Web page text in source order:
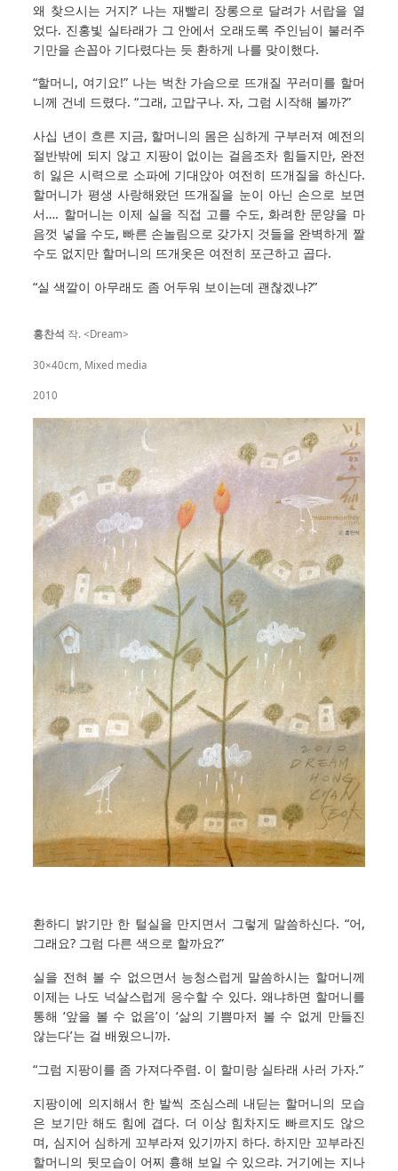
왜 찾으시는 거지?’ 나는 재빨리 장롱으로 달려가 서랍을 열
었다. 진홍빛 실타래가 그 안에서 오래도록 주인님이 불러주
기만을 손꼽아 기다렸다는 듯 환하게 나를 맞이했다.
“할머니, 여기요!” 나는 벅찬 가슴으로 뜨개질 꾸러미를 할머
니께 건네 드렸다. “그래, 고맙구나. 자, 그럼 시작해 볼까?”
사십 년이 흐른 지금, 할머니의 몸은 심하게 구부러져 예전의
절반밖에 되지 않고 지팡이 없이는 걸음조차 힘들지만, 완전
히 잃은 시력으로 소파에 기대앉아 여전히 뜨개질을 하신다.
할머니가 평생 사랑해왔던 뜨개질을 눈이 아닌 손으로 보면
서…. 할머니는 이제 실을 직접 고를 수도, 화려한 문양을 마
음껏 넣을 수도, 빠른 손놀림으로 갖가지 것들을 완벽하게 짤
수도 없지만 할머니의 뜨개옷은 여전히 포근하고 곱다.
“실 색깔이 아무래도 좀 어두워 보이는데 괜찮겠냐?”
홍찬석 작. <Dream>
30×40cm, Mixed media
2010
환하디 밝기만 한 털실을 만지면서 그렇게 말씀하신다. “어,
그래요? 그럼 다른 색으로 할까요?”
실을 전혀 볼 수 없으면서 능청스럽게 말씀하시는 할머니께
이제는 나도 넉살스럽게 응수할 수 있다. 왜냐하면 할머니를
통해 ‘앞을 볼 수 없음’이 ‘삶의 기쁨마저 볼 수 없게 만들진
않는다’는 걸 배웠으니까.
“그럼 지팡이를 좀 가져다주렴. 이 할미랑 실타래 사러 가자.”
지팡이에 의지해서 한 발씩 조심스레 내딛는 할머니의 모습
은 보기만 해도 힘에 겹다. 더 이상 힘차지도 빠르지도 않으
며, 심지어 심하게 꼬부라져 있기까지 하다. 하지만 꼬부라진
할머니의 뒷모습이 어찌 흉해 보일 수 있으랴. 거기에는 지나